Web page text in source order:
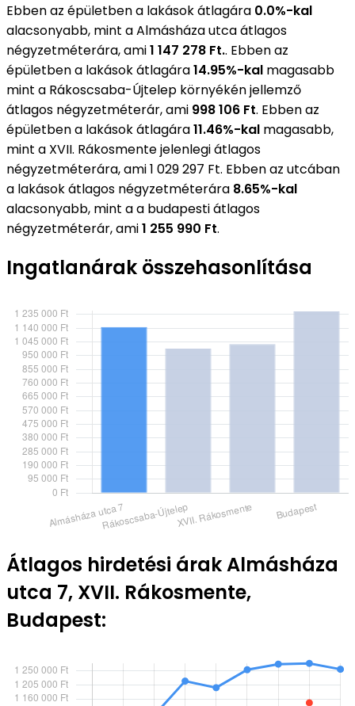
Ebben az épületben a lakások átlagára 0.0%-kal
alacsonyabb, mint a Almásháza utca átlagos
négyzetméterára, ami1 147 278 Ft.. Ebben az
épületben a lakások átlagára14.95%-kal magasabb
mint a Rákoscsaba-Újtelep környékén jellemző
átlagos négyzetméterár, ami 998 106 Ft. Ebben az
épületben a lakások átlagára11.46%-kal magasabb,
mint a XVII. Rákosmente jelenlegi átlagos
négyzetméterára, ami 1 029 297 Ft. Ebben az utcában
a lakások átlagos négyzetméterára 8.65%-kal
alacsonyabb, mint a a budapesti átlagos
négyzetméterár, ami1 255 990 Ft.
Ingatlanárak összehasonlítása
Átlagos hirdetési árak Almásháza
utca 7, XVII. Rákosmente,
Budapest: